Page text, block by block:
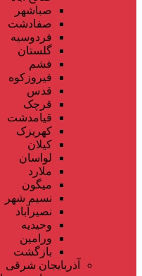
صباشهر
صفادشت
فردوسیه
گلستان
فشم
فیروزکوه
قدس
قرچک
قیامدشت
کهریزک
کیلان
لواسان
ملارد
میگون
نسیم شهر
نصیرآباد
وحیدیه
ورامین
بازگشت
آذربایجان شرقی